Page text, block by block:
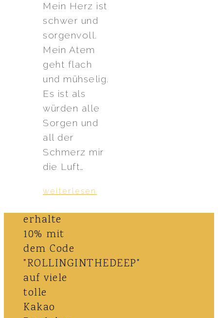
Mein Herz ist
schwer und
sorgenvoll.
Mein Atem
geht flach
und mühselig.
Es ist als
würden alle
Sorgen und
all der
Schmerz mir
die Luft…
weiterlesen
erhalte
10% mit
dem Code
"ROLLINGINTHEDEEP"
auf viele
tolle
Kakao